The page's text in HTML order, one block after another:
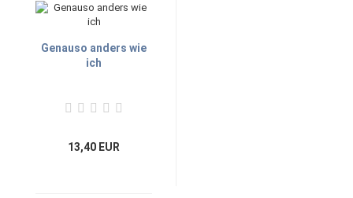
Genauso anders wie
ich
13,40 EUR